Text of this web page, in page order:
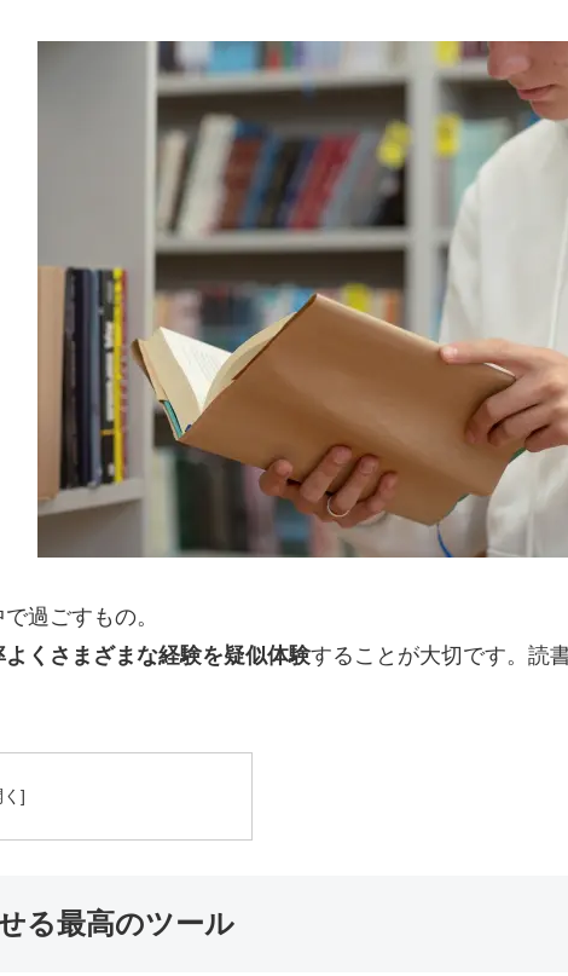
過ごすもの。
よくさまざまな経験を疑似体験することが大切です。読
る最高のツール